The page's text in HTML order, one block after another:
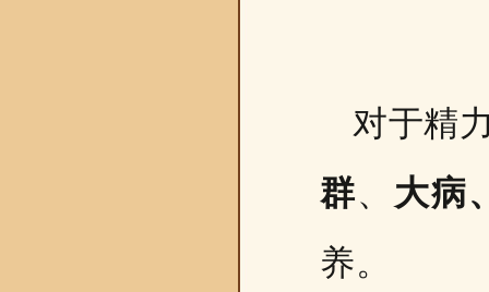
对于精
群、 大病
养。